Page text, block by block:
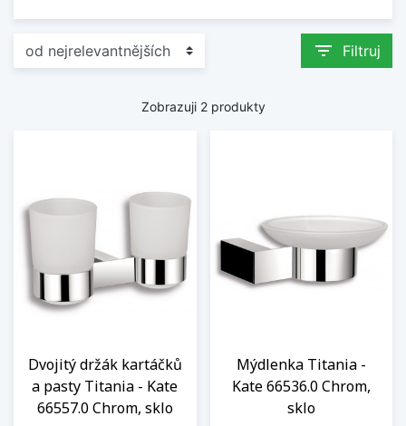
filter_list Filtruj
Zobrazuji 2 produkty
Dvojitý držák kartáčků
a pasty Titania - Kate
66557.0 Chrom, sklo
Mýdlenka Titania -
Kate 66536.0 Chrom,
sklo